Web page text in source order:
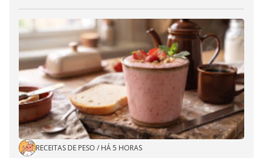
RECEITAS DE PESO / HÁ 5 HORAS